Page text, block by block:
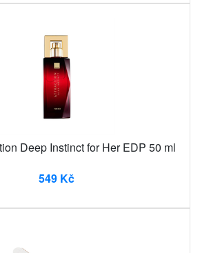
Deep Instinct for Her EDP 50 ml
549 Kč